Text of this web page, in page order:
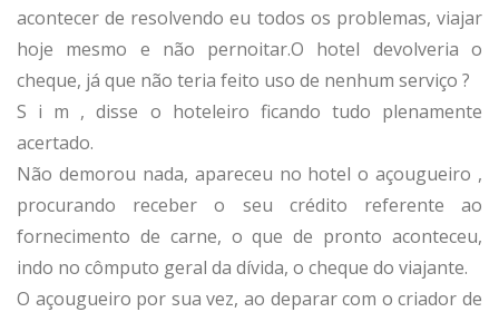
acontecer de resolvendo eu todos os problemas, viajar
hoje mesmo e não pernoitar.O hotel devolveria o
cheque, já que não teria feito uso de nenhum serviço ?
S i m , disse o hoteleiro ficando tudo plenamente
acertado.
Não demorou nada, apareceu no hotel o açougueiro ,
procurando receber o seu crédito referente ao
fornecimento de carne, o que de pronto aconteceu,
indo no cômputo geral da dívida, o cheque do viajante.
O açougueiro por sua vez, ao deparar com o criador de